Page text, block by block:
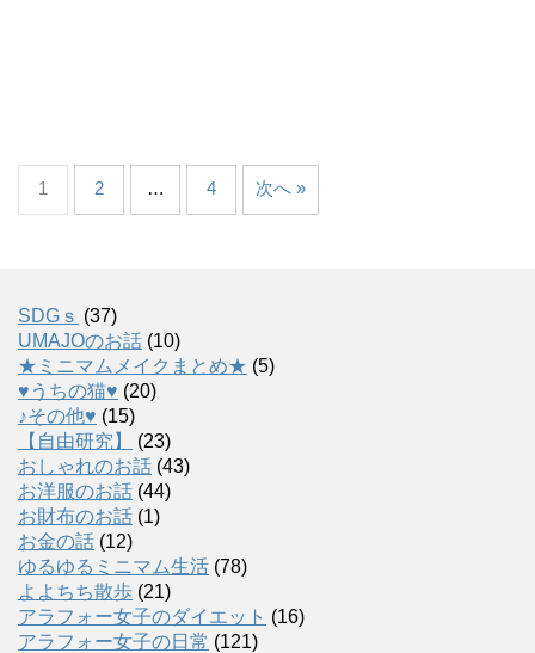
1 2 … 4 次へ »
SDGｓ (37)
UMAJOのお話 (10)
★ミニマムメイクまとめ★ (5)
♥うちの猫♥ (20)
♪その他♥ (15)
【自由研究】
(23)
おしゃれのお話 (43)
お洋服のお話 (44)
お財布のお話 (1)
お金の話 (12)
ゆるゆるミニマム生活 (78)
よよちち散歩 (21)
アラフォー女子のダイエット (16)
アラフォー女子の日常 (121)